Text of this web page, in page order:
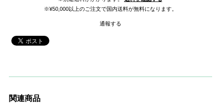
※¥50,000以上のご注文で国内送料が無料になります。
通報する
関連商品